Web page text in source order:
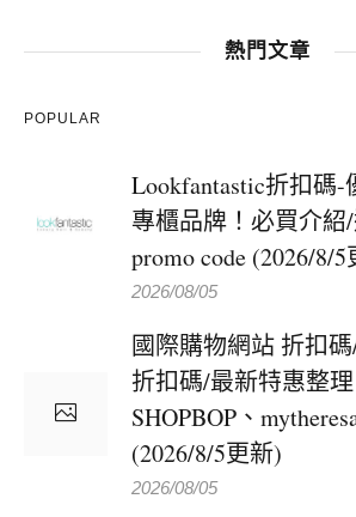
熱門文章
POPULAR
Lookfantastic折扣碼-
專櫃品牌！必買介紹
promo code (2026/8/5
2026/08/05
國際購物網站 折扣
折扣碼/最新特惠整理
SHOPBOP、
(2026/8/5更新)
2026/08/05